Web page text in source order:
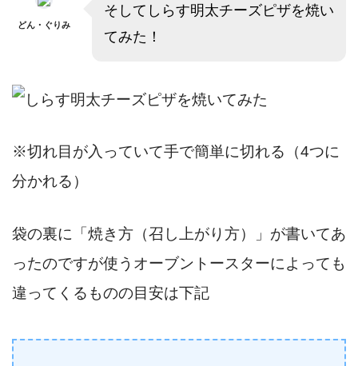
どん・ぐりみ
そしてしらす明太チーズピザを焼い
てみた！
※切れ目が入っていて手で簡単に切れる（4つに
分かれる）
袋の裏に「焼き方（召し上がり方）」が書いてあ
ったのですが使うオーブントースターによっても
違ってくるものの目安は下記